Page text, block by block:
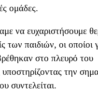
ομάδες.
να ευχαριστήσουμε
των παιδιών, οι οποίοι
στο πλευρό του
την
συντελείται.